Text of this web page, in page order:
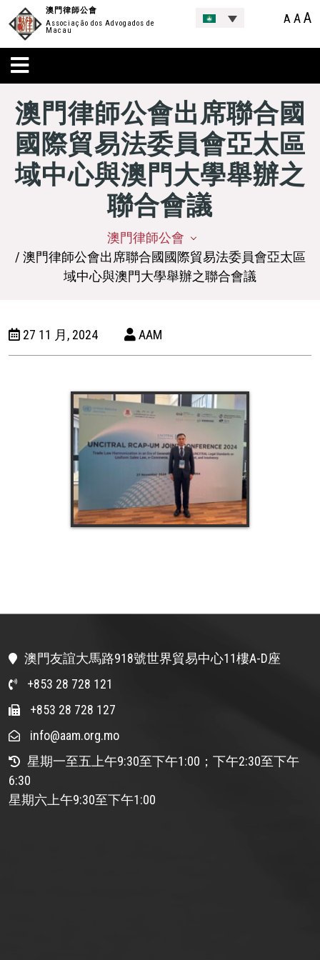
澳門律師公會
Associação dos Advogados de
Macau
A AA
澳門律師公會出席聯合國
國際貿易法委員會亞太區
域中心與澳門大學舉辦之
聯合會議
澳門律師公會
/ 澳門律師公會出席聯合國國際貿易法委員會亞太區
域中心與澳門大學舉辦之聯合會議
27 11 月, 2024 AAM
澳門友誼大馬路918號世界貿易中心11樓A-D座
+853 28 728 121
+853 28 728 127
info@aam.org.mo
星期一至五上午9:30至下午1:00；下午2:30至下午
6:30
星期六上午9:30至下午1:00